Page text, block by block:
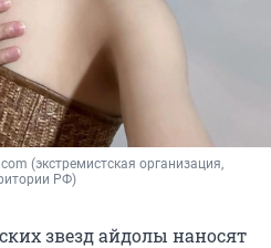
(экстремистская организация,
РФ)
звезд айдолы наносят